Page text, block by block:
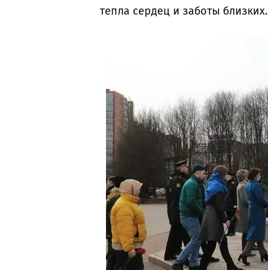
тепла сердец и заботы близких.